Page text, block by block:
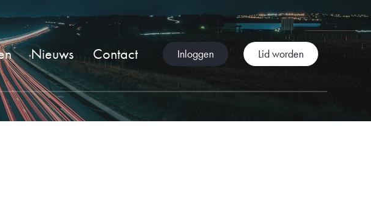
Nieuws Contact Inloggen Lid worden